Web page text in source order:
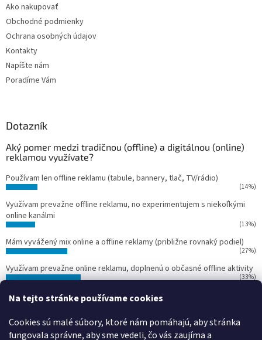
Na tejto stránke používame cookies
Cookies sú malé súbory, ktoré nám pomáhajú, aby stránka
fungovala správne, aby sme vedeli, čo vás zaujíma a
Ako nakupovať
Obchodné podmienky
Ochrana osobných údajov
Kontakty
Napíšte nám
Poradíme Vám
Dotazník
Aký pomer medzi tradičnou (offline) a digitálnou (online)
reklamou využívate?
Používam len offline reklamu (tabule, bannery, tlač, TV/rádio)
(14%)
Využívam prevažne offline reklamu, no experimentujem s niekoľkými
online kanálmi
(13%)
Mám vyvážený mix online a offline reklamy (približne rovnaký podiel)
(27%)
Využívam prevažne online reklamu, doplnenú o občasné offline aktivity
(33%)
Používam len online reklamu (Google Ads, Facebook Ads, Instagram
Počet hlasov:15